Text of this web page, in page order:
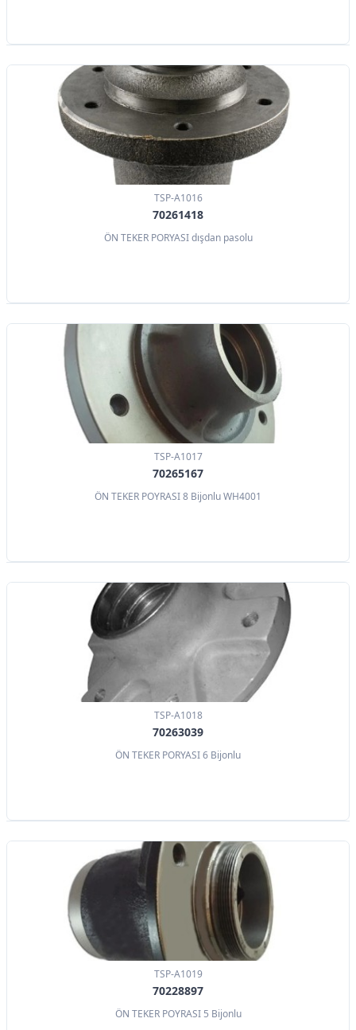
TSP-A1016
70261418
ÖN TEKER PORYASI dışdan pasolu
TSP-A1017
70265167
ÖN TEKER POYRASI 8 Bijonlu WH4001
TSP-A1018
70263039
ÖN TEKER PORYASI 6 Bijonlu
TSP-A1019
70228897
ÖN TEKER POYRASI 5 Bijonlu